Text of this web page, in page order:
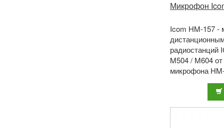
Микрофон
Icom HM-157 -
радиостанций
M504 / M604
микрофона